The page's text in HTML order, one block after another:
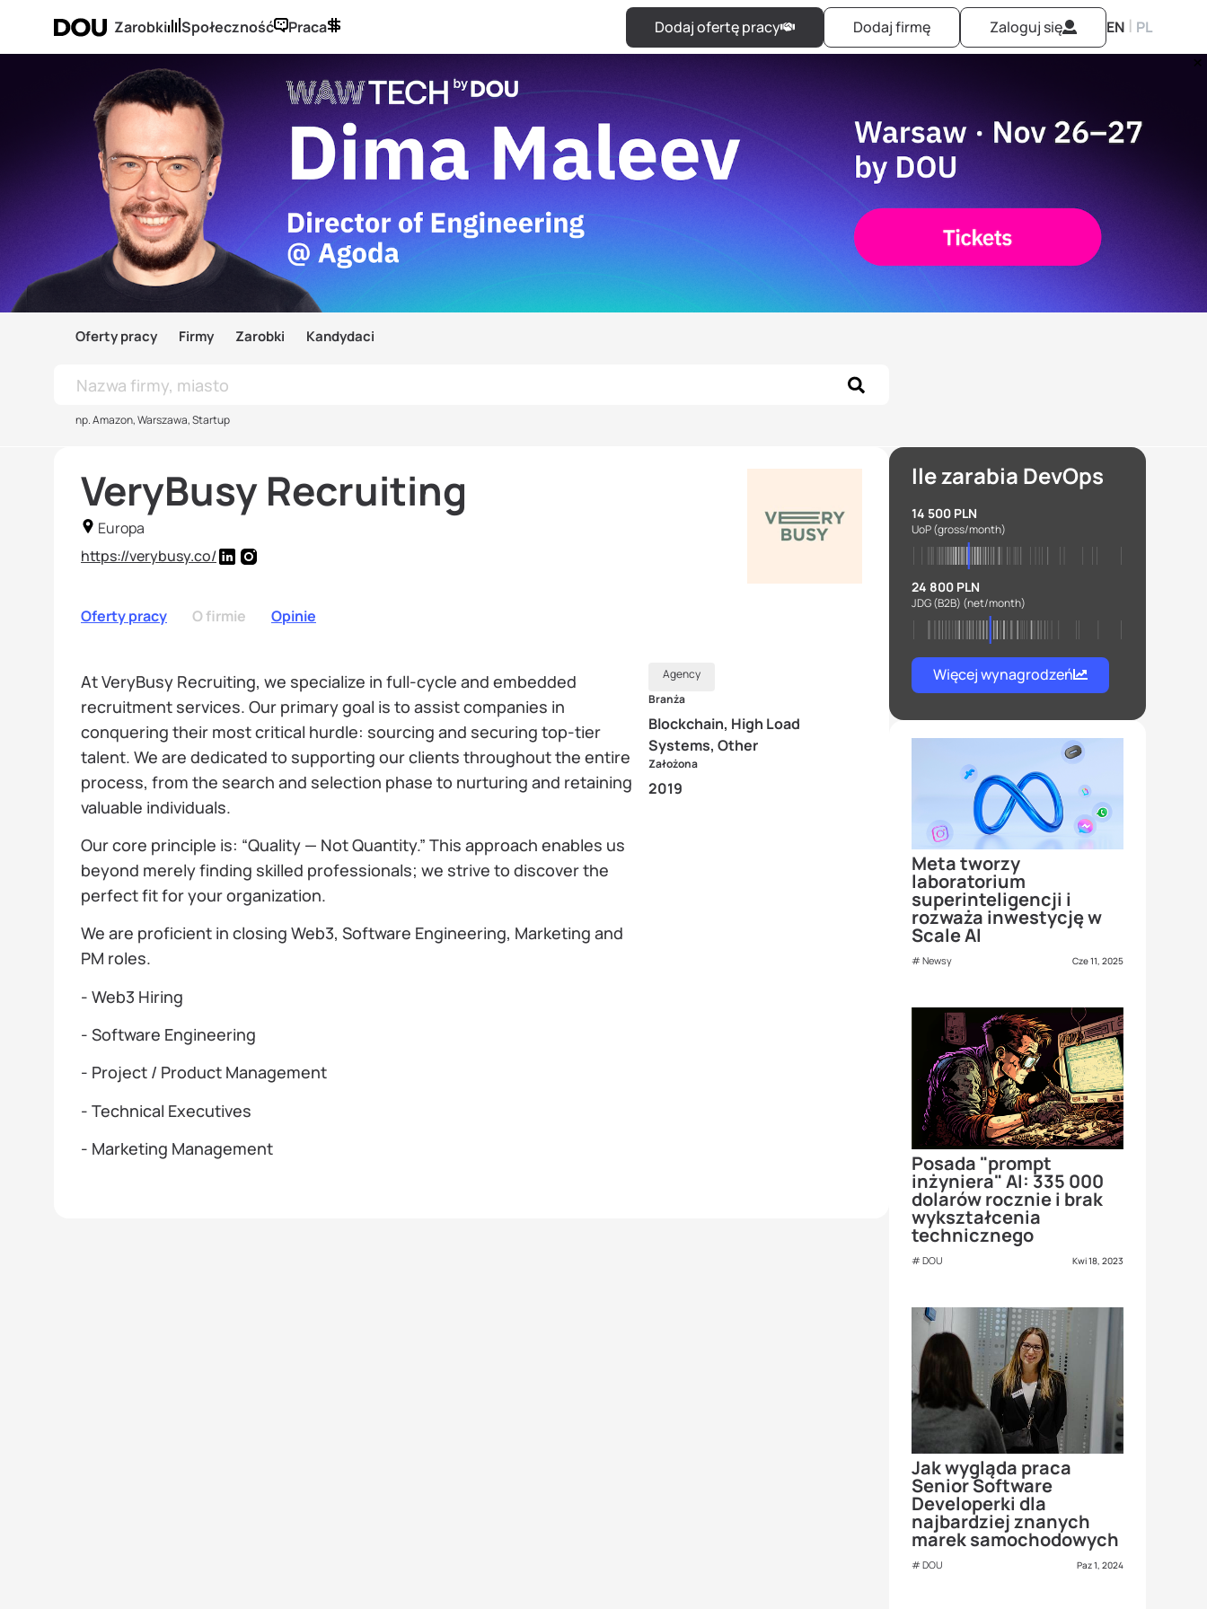
Zarobki Społeczność Praca Dodaj ofertę pracy Dodaj firmę Zaloguj się EN | PL
Oferty pracy Firmy Zarobki Kandydaci
np. Amazon, Warszawa, Startup
VeryBusy Recruiting
Europa
https://verybusy.co/
Oferty pracy O firmie Opinie
At VeryBusy Recruiting, we specialize in full-cycle and embedded
recruitment services. Our primary goal is to assist companies in
conquering their most critical hurdle: sourcing and securing top-tier
talent. We are dedicated to supporting our clients throughout the entire
process, from the search and selection phase to nurturing and retaining
valuable individuals.
Our core principle is: “Quality — Not Quantity.” This approach enables us
beyond merely finding skilled professionals; we strive to discover the
perfect fit for your organization.
We are proficient in closing Web3, Software Engineering, Marketing and
PM roles.
- Web3 Hiring
- Software Engineering
- Project / Product Management
- Technical Executives
- Marketing Management
Agency
Branża
Blockchain, High Load
Systems, Other
Założona
2019
Ile zarabia DevOps
14 500 PLN
UoP(gross/month)
24 800 PLN
JDG (B2B) (net/month)
Więcej wynagrodzeń
Meta tworzy
laboratorium
superinteligencji i
rozważa inwestycję w
Scale AI
Newsy Cze 11, 2025
Posada "prompt
inżyniera" AI: 335 000
dolarów rocznie i brak
wykształcenia
technicznego
DOU Kwi 18, 2023
Jak wygląda praca
Senior Software
Developerki dla
najbardziej znanych
marek samochodowych
DOU Paz 1, 2024